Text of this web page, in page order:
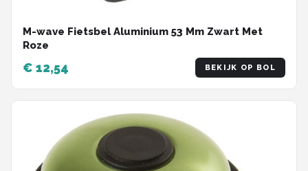
M-wave Fietsbel Aluminium 53 Mm Zwart Met
Roze
€ 12,54 BEKIJK OP BOL